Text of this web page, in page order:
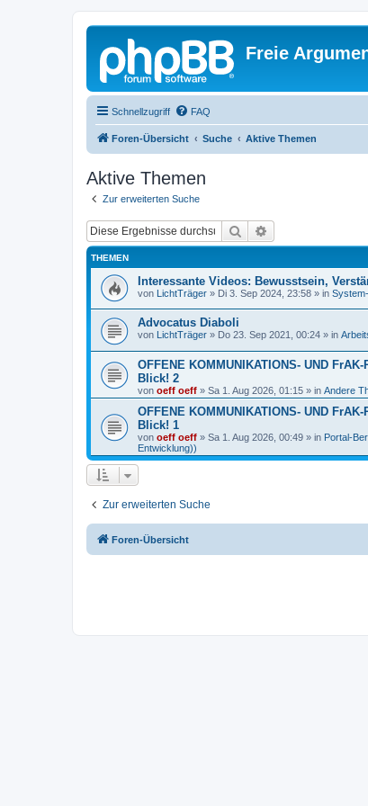
Freie
Schnellzugriff FAQ
Foren-Übersicht Suche Aktive Themen
Aktive Themen
Zur erweiterten Suche
Suche
THEMEN
Interessante Videos: Bewusstsein,
von LichtTräger » Di 3. Sep 2024, 23:58 » in
Advocatus Diaboli
von LichtTräger » Do 23. Sep 2021, 00:24 » in
OFFENE KOMMUNIKATIONS- UND
Blick! 2
von oeff oeff » Sa 1. Aug 2026, 01:15 » in Andere
OFFENE KOMMUNIKATIONS- UND
Blick! 1
von oeff oeff » Sa 1. Aug 2026, 00:49 » in Portal-
Entwicklung))
Zur erweiterten Suche
Foren-Übersicht